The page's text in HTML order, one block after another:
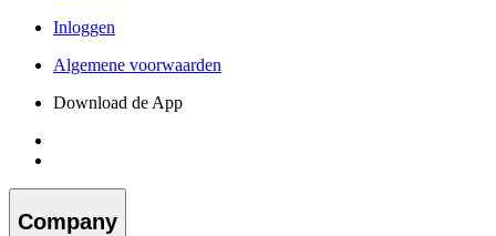
Inloggen
Algemene voorwaarden
Download de App
Company